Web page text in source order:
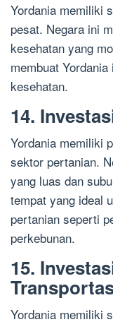
Yordania memiliki
pesat. Negara ini
kesehatan yang
membuat
kesehatan.
14.
Yordania memiliki
sektor pertanian.
yang luas dan
tempat yang ideal
pertanian seperti
perkebunan.
15.
Yordania memiliki